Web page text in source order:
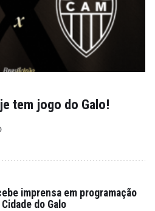
tem jogo do Galo!
imprensa em programação
do Galo